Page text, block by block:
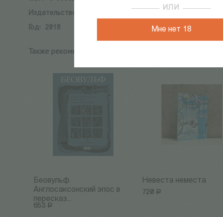
ИЛИ
Мне нет 18
Издательство:
Год:
2018
Также рекомендуем:
Беовульф.
Англосаксонский эпос в
пересказ...
653 Р
Невеста неместа
720 Р